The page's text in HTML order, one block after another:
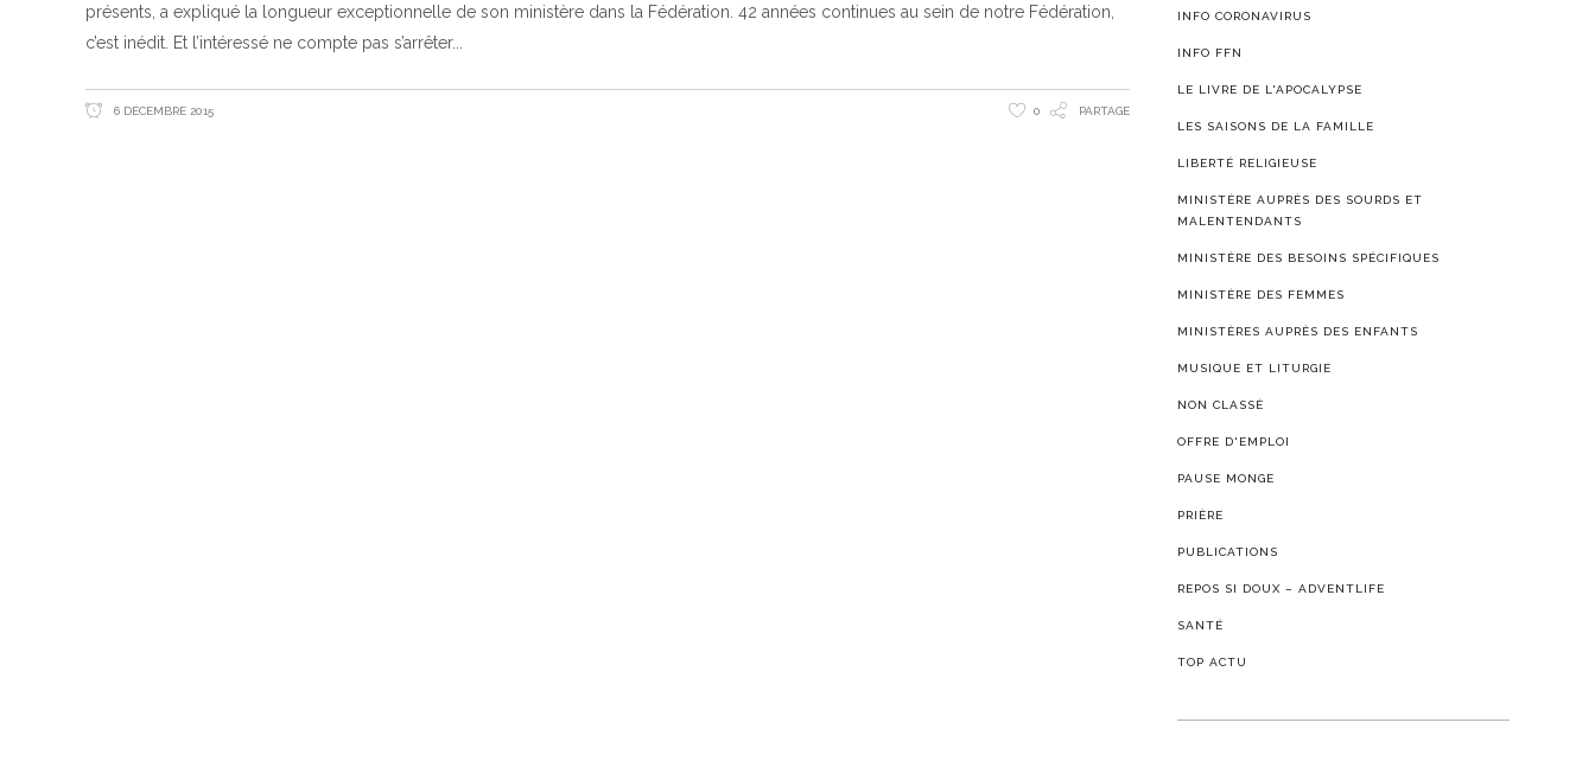
présents, a expliqué la longueur exceptionnelle de son ministère dans la Fédération. 42 années continues au sein de notre Fédération,
c’est inédit. Et l’intéressé ne compte pas s’arrêter
6 DÉCEMBRE 2015 0 PARTAGE
INFO CORONAVIRUS
INFO FFN
LE LIVRE DE L'APOCALYPSE
LES SAISONS DE LA FAMILLE
LIBERTÉ RELIGIEUSE
MINISTÈRE AUPRÈS DES SOURDS ET
MALENTENDANTS
MINISTÈRE DES BESOINS SPÉCIFIQUES
MINISTÈRE DES FEMMES
MINISTÈRES AUPRÈS DES ENFANTS
MUSIQUE ET LITURGIE
NON CLASSÉ
OFFRE D'EMPLOI
PAUSE MONGE
PRIÈRE
PUBLICATIONS
REPOS SI DOUX – ADVENTLIFE
SANTÉ
TOP ACTU